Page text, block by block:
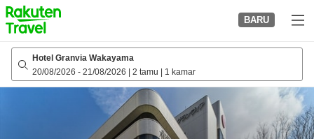
to
top
page
BARU
Hotel Granvia Wakayama
20/08/2026 - 21/08/2026 2 tamu 1 kamar